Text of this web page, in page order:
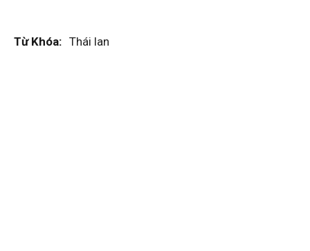
Từ Khóa: Thái lan